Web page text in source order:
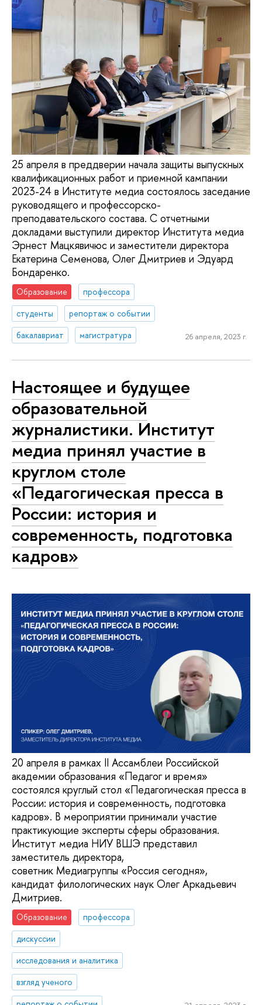
25 апреля в преддверии начала защиты выпускных
квалификационных работ и приемной кампании
2023-24 в Институте медиа состоялось заседание
руководящего и профессорско-
преподавательского состава. С отчетными
докладами выступили директор Института медиа
Эрнест Мацкявичюс и заместители директора
Екатерина Семенова, Олег Дмитриев и Эдуард
Бондаренко.
Образование
профессора
студенты
репортаж о событии
бакалавриат
магистратура 26 апреля, 2023 г.
Настоящее и будущее
образовательной
журналистики. Институт
медиа принял участие в
круглом столе
«Педагогическая пресса в
России: история и
современность, подготовка
кадров»
20 апреля в рамках II Ассамблеи Российской
академии образования «Педагог и время»
состоялся круглый стол «Педагогическая пресса в
России: история и современность, подготовка
кадров». В мероприятии принимали участие
практикующие эксперты сферы образования.
Институт медиа НИУ ВШЭ представил
заместитель директора,
советник Медиагруппы «Россия сегодня»,
кандидат филологических наук Олег Аркадьевич
Дмитриев.
Образование
профессора
дискуссии
исследования и аналитика
взгляд ученого